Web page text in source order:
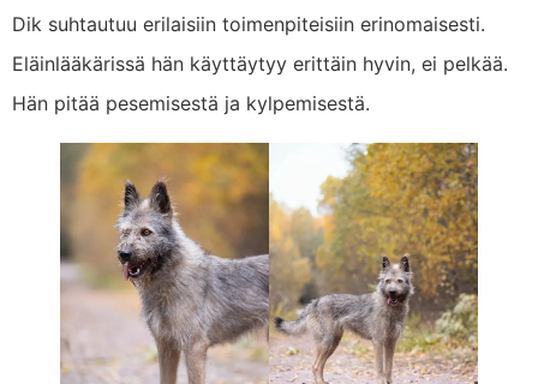
Dik suhtautuu erilaisiin toimenpiteisiin erinomaisesti.
Eläinlääkärissä hän käyttäytyy erittäin hyvin, ei pelkää.
Hän pitää pesemisestä ja kylpemisestä.